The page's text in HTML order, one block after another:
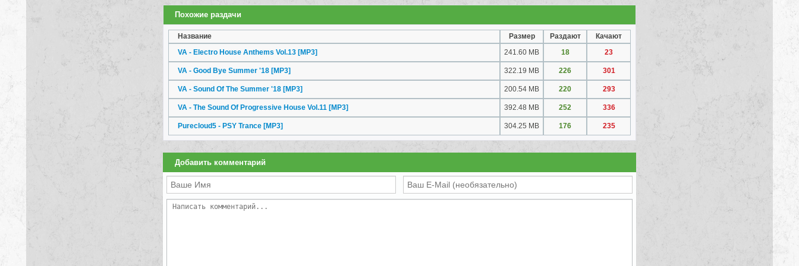
Похожие раздачи
Название Размер Раздают
Качают
VA - Electro House Anthems Vol.13 [MP3] 241.60 MB 18 23
VA - Good Bye Summer '18 [MP3] 322.19 MB 226 301
VA - Sound Of The Summer '18 [MP3] 200.54 MB 220 293
VA - The Sound Of Progressive House Vol.11 [MP3] 392.48 MB 252 336
Purecloud5 - PSY Trance [MP3] 304.25 MB 176 235
Добавить комментарий